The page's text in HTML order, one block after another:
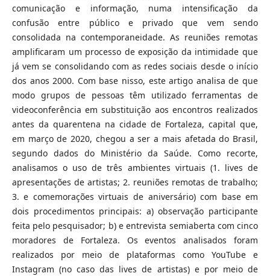
comunicação e informação, numa intensificação da
confusão entre público e privado que vem sendo
consolidada na contemporaneidade. As reuniões remotas
amplificaram um processo de exposição da intimidade que
já vem se consolidando com as redes sociais desde o início
dos anos 2000. Com base nisso, este artigo analisa de que
modo grupos de pessoas têm utilizado ferramentas de
videoconferência em substituição aos encontros realizados
antes da quarentena na cidade de Fortaleza, capital que,
em março de 2020, chegou a ser a mais afetada do Brasil,
segundo dados do Ministério da Saúde. Como recorte,
analisamos o uso de três ambientes virtuais (1. lives de
apresentações de artistas; 2. reuniões remotas de trabalho;
3. e comemorações virtuais de aniversário) com base em
dois procedimentos principais: a) observação participante
feita pelo pesquisador; b) e entrevista semiaberta com cinco
moradores de Fortaleza. Os eventos analisados foram
realizados por meio de plataformas como YouTube e
Instagram (no caso das lives de artistas) e por meio de